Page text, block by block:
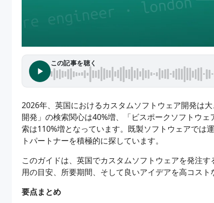
この記事を聴く
2026年、英国におけるカスタムソフトウェア開発は
開発」の検索関心は40%増、「ビスポークソフトウ
索は110%増となっています。既製ソフトウェアでは
トパートナーを積極的に探しています。
このガイドは、英国でカスタムソフトウェアを発注
用の目安、所要期間、そして良いアイデアを高コス
要点まとめ